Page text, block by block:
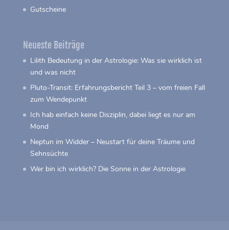
Gutscheine
Neueste Beiträge
Lilith Bedeutung in der Astrologie: Was sie wirklich ist
und was nicht
Pluto-Transit: Erfahrungsbericht Teil 3 – vom freien Fall
zum Wendepunkt
Ich hab einfach keine Disziplin, dabei liegt es nur am
Mond
Neptun im Widder – Neustart für deine Träume und
Sehnsüchte
Wer bin ich wirklich? Die Sonne in der Astrologie